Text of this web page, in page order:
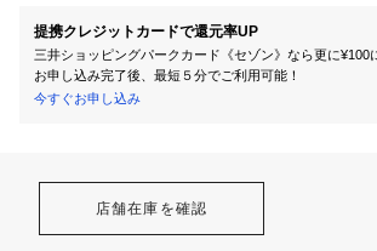
提携クレジットカードで還元率UP
三井ショッピングパークカード《セゾン》なら更に¥100
お申し込み完了後、最短５分でご利用可能！
今すぐお申し込み
店舗在庫を確認